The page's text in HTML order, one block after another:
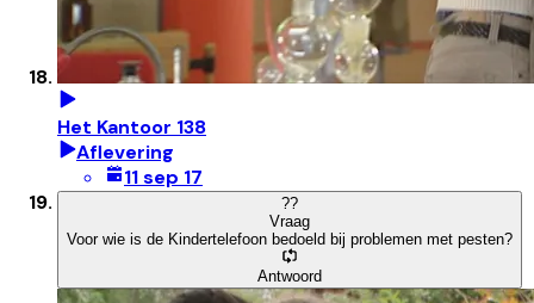
Het Kantoor 138
Aflevering
11 sep 17
??
Vraag
Voor wie is de Kindertelefoon bedoeld bij problemen met pesten?
Antwoord